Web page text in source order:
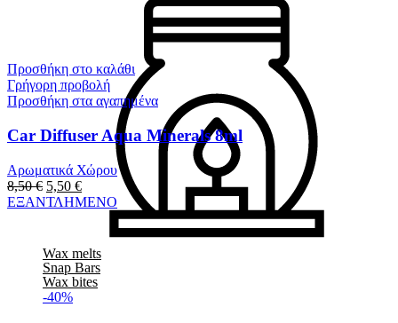
Wax melts
Snap Bars
Wax bites
-40%
Προσθήκη στο καλάθι
Γρήγορη προβολή
Προσθήκη στα αγαπημένα
Car Diffuser Aqua Minerals 8ml
Αρωματικά Χώρου
8,50€ 5,50 €
ΕΞΑΝΤΛΗΜΕΝΟ